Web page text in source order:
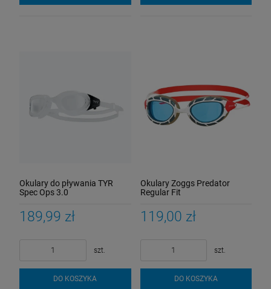
Okulary do pływania TYR
Spec Ops 3.0
189,99 zł
szt.
DO KOSZYKA
Okulary Zoggs Predator
Regular Fit
119,00 zł
szt.
DO KOSZYKA